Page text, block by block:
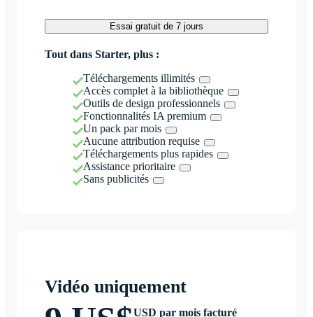
Essai gratuit de 7 jours
Tout dans Starter, plus :
Téléchargements illimités
Accès complet à la bibliothèque
Outils de design professionnels
Fonctionnalités IA premium
Un pack par mois
Aucune attribution requise
Téléchargements plus rapides
Assistance prioritaire
Sans publicités
Vidéo uniquement
USD par mois facturé